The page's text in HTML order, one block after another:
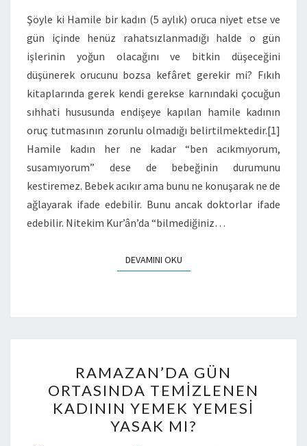
Şöyle ki Hamile bir kadın (5 aylık) oruca niyet etse ve
gün içinde henüz rahatsızlanmadığı halde o gün
işlerinin yoğun olacağını ve bitkin düşeceğini
düşünerek orucunu bozsa kefâret gerekir mi? Fıkıh
kitaplarında gerek kendi gerekse karnındaki çocuğun
sıhhati hususunda endişeye kapılan hamile kadının
oruç tutmasının zorunlu olmadığı belirtilmektedir.[1]
Hamile kadın her ne kadar “ben acıkmıyorum,
susamıyorum” dese de bebeğinin durumunu
kestiremez. Bebek acıkır ama bunu ne konuşarak ne de
ağlayarak ifade edebilir. Bunu ancak doktorlar ifade
edebilir. Nitekim Kur’ân’da “bilmediğiniz…
DEVAMINI OKU
RAMAZAN’DA GÜN
ORTASINDA TEMIZLENEN
KADININ YEMEK YEMESI
YASAK MI?